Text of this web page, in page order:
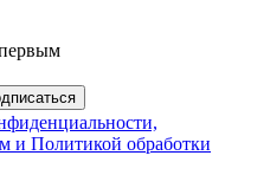
и Политикой обработки